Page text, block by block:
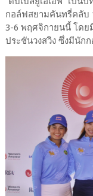
กอล์ฟสยามคันทรี่คลับ
3-6 พฤศจิกายนนี้ โดย
ประชันวงสวิง ซึ่งมีนัก